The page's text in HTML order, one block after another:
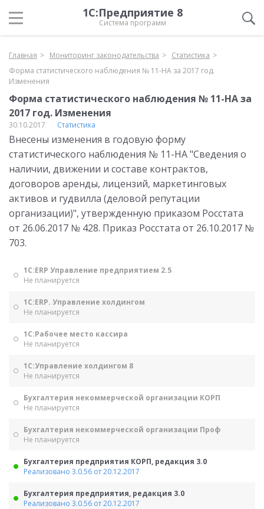
1С:Предприятие 8
Система программ
Главная Мониторинг законодательства
Статистика
Форма статистического наблюдения № 11-НА за 2017 год.
Изменения
Форма статистического наблюдения № 11-НА за
2017 год. Изменения
30.10.2017 Статистика
Внесены изменения в годовую форму
статистического наблюдения № 11-НА "Сведения о
наличии, движении и составе контрактов,
договоров аренды, лицензий, маркетинговых
активов и гудвилла (деловой репутации
организации)", утвержденную приказом Росстата
от 26.06.2017 № 428. Приказ Росстата от 26.10.2017 №
703.
1С:ERP Управление предприятием 2.5
Не планируется
1С:ERP. Управление холдингом
Не планируется
1С:Рабочее место кассира
Не планируется
1С:Управление холдингом 8
Не планируется
Бухгалтерия некоммерческой организации КОРП
Не планируется
Бухгалтерия некоммерческой организации Проф
Не планируется
Бухгалтерия предприятия КОРП, редакция 3.0
Реализовано 3.0.56 от 20.12.2017
Бухгалтерия предприятия, редакция 3.0
Реализовано 3.0.56 от 20.12.2017